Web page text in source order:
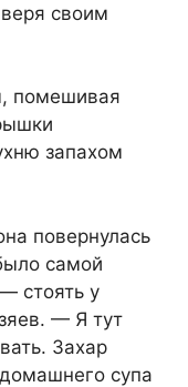
своим
помешивая
запахом
повернулась
самой
стоять у
— Я тут
Захар
супа